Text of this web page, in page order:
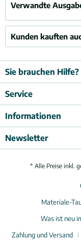
Verwandte
Kunden kauften
Sie brauchen Hilfe?
Service
Informationen
Newsletter
* Alle Preise inkl.
Materiale-
Was ist neu
Zahlung und Versand